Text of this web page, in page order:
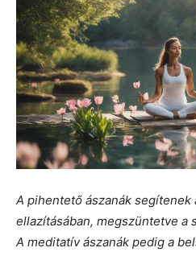
A pihentető ászanák segítenek
ellazításában, megszüntetve a
A meditatív ászanák pedig a